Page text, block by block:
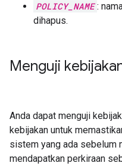
POLICY_NAME :
dihapus.
Menguji
Anda dapat menguji
kebijakan untuk
sistem yang ada sebelum
mendapatkan perkiraan